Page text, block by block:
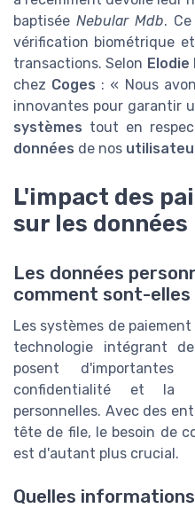
baptiséeNebular Mdb.
vérification biométrique
transactions. Selon
chez Coges : « Nous
innovantes pour garantir
systèmes tout en
données de nos
L'impact des
sur les
Les données
comment sont-elles
Les systèmes de
technologie intégrant
posent
confidentialité et la
personnelles. Avec des
tête de file, le besoin de
est d'autant plus crucial.
Quelles